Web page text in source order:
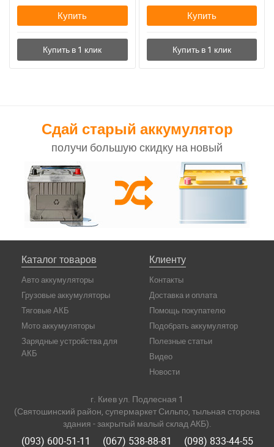
Купить Купить
Сдай старый аккумулятор
получи большую скидку на новый
Каталог товаров
Авто аккумуляторы
Грузовые аккумуляторы
Тяговые АКБ
Мото аккумуляторы
Зарядные устройства для
АКБ
Клиенту
Контакты
Доставка и оплата
Помощь покупателю
Подобрать аккумулятор
Полезные статьи
Видео
Новости
г. Киев ул. Подлесная 1
(Святошинский район, супермаркет Сильпо, тыльная сторона
здания - закрытый малый склад АКБ).
(093) 600-51-11 (067) 538-88-81 (098) 833-44-55